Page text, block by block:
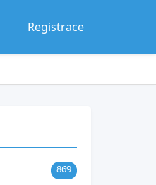
Registrace
869